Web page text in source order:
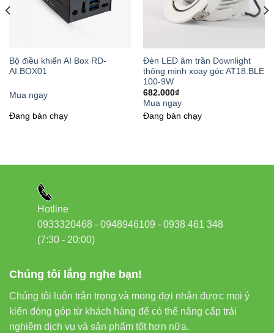
TIÊU CHÍ
AT16.BLE
ĐÈN LED
THƯỜNG 7W
Điện năng tiêu
thụ thực tế
4.9-7W (tùy
7W (cố định)
năm*
35.000 VNĐ
VNĐ
Điều khiển từ xa
Lập lịch tự động Có Không
3. Linh Hoạt Trong Thiết Kế Không Gian
Bộ điều khiển AI Box RD-
AI.BOX01
Mua ngay
Đang bán chạy
Đèn LED âm trần Downlight
thông minh xoay góc AT18.BLE
100-9W
682.000₫
Mua ngay
Đang bán chạy
Chúng tôi lắng nghe bạn!
Chúng tôi luôn trân trọng và mong đợi nhận được mọi ý
kiến đóng góp từ khách hàng để có thể nâng cấp trải
nghiệm dịch vụ và sản phẩm tốt hơn nữa.
Hotline
0933320468 - 0948946109 - 0938 461 348
(7:30 - 20:00)